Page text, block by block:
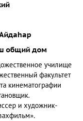
Айдаһар
общий дом
училище
факультет
кинематографии
и художник-